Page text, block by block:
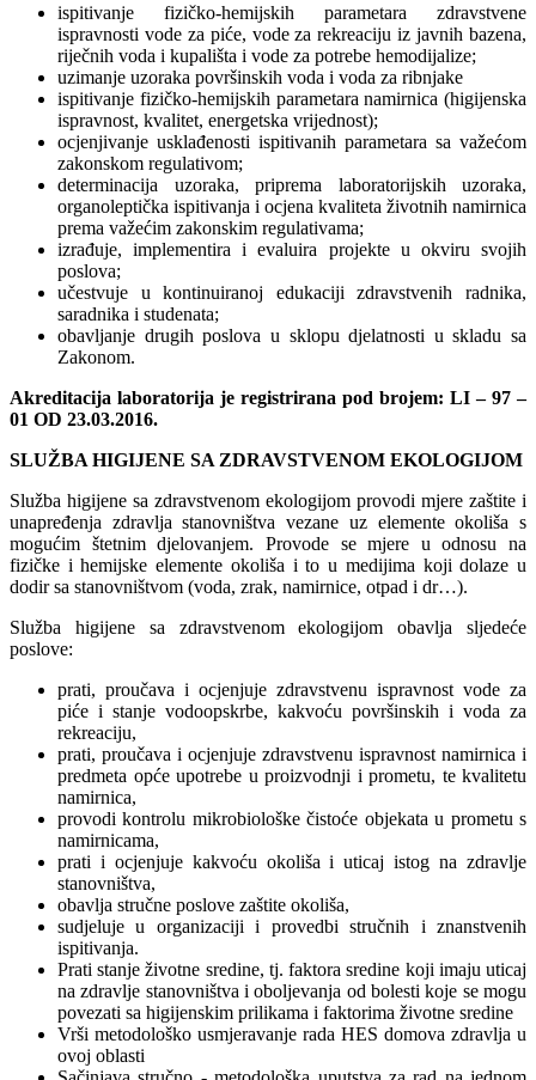
ispitivanje fizičko-hemijskih parametara zdravstvene
ispravnosti vode za piće, vode za rekreaciju iz javnih bazena,
riječnih voda i kupališta i vode za potrebe hemodijalize;
uzimanje uzoraka površinskih voda i voda za ribnjake
ispitivanje fizičko-hemijskih parametara namirnica (higijenska
ispravnost, kvalitet, energetska vrijednost);
ocjenjivanje usklađenosti ispitivanih parametara sa važećom
zakonskom regulativom;
determinacija uzoraka, priprema laboratorijskih uzoraka,
organoleptička ispitivanja i ocjena kvaliteta životnih namirnica
prema važećim zakonskim regulativama;
izrađuje, implementira i evaluira projekte u okviru svojih
poslova;
učestvuje u kontinuiranoj edukaciji zdravstvenih radnika,
saradnika i studenata;
obavljanje drugih poslova u sklopu djelatnosti u skladu sa
Zakonom.
Akreditacija laboratorija je registrirana pod brojem: LI – 97 –
01 OD 23.03.2016.
SLUŽBA HIGIJENE SA ZDRAVSTVENOM EKOLOGIJOM
Služba higijene sa zdravstvenom ekologijom provodi mjere zaštite i
unapređenja zdravlja stanovništva vezane uz elemente okoliša s
mogućim štetnim djelovanjem. Provode se mjere u odnosu na
fizičke i hemijske elemente okoliša i to u medijima koji dolaze u
dodir sa stanovništvom (voda, zrak, namirnice, otpad i dr…).
Služba higijene sa zdravstvenom ekologijom obavlja sljedeće
poslove:
prati, proučava i ocjenjuje zdravstvenu ispravnost vode za
piće i stanje vodoopskrbe, kakvoću površinskih i voda za
rekreaciju,
prati, proučava i ocjenjuje zdravstvenu ispravnost namirnica i
predmeta opće upotrebe u proizvodnji i prometu, te kvalitetu
namirnica,
provodi kontrolu mikrobiološke čistoće objekata u prometu s
namirnicama,
prati i ocjenjuje kakvoću okoliša i uticaj istog na zdravlje
stanovništva,
obavlja stručne poslove zaštite okoliša,
sudjeluje u organizaciji i provedbi stručnih i znanstvenih
ispitivanja.
Prati stanje životne sredine, tj. faktora sredine koji imaju uticaj
na zdravlje stanovništva i oboljevanja od bolesti koje se mogu
povezati sa higijenskim prilikama i faktorima životne sredine
Vrši metodološko usmjeravanje rada HES domova zdravlja u
ovoj oblasti